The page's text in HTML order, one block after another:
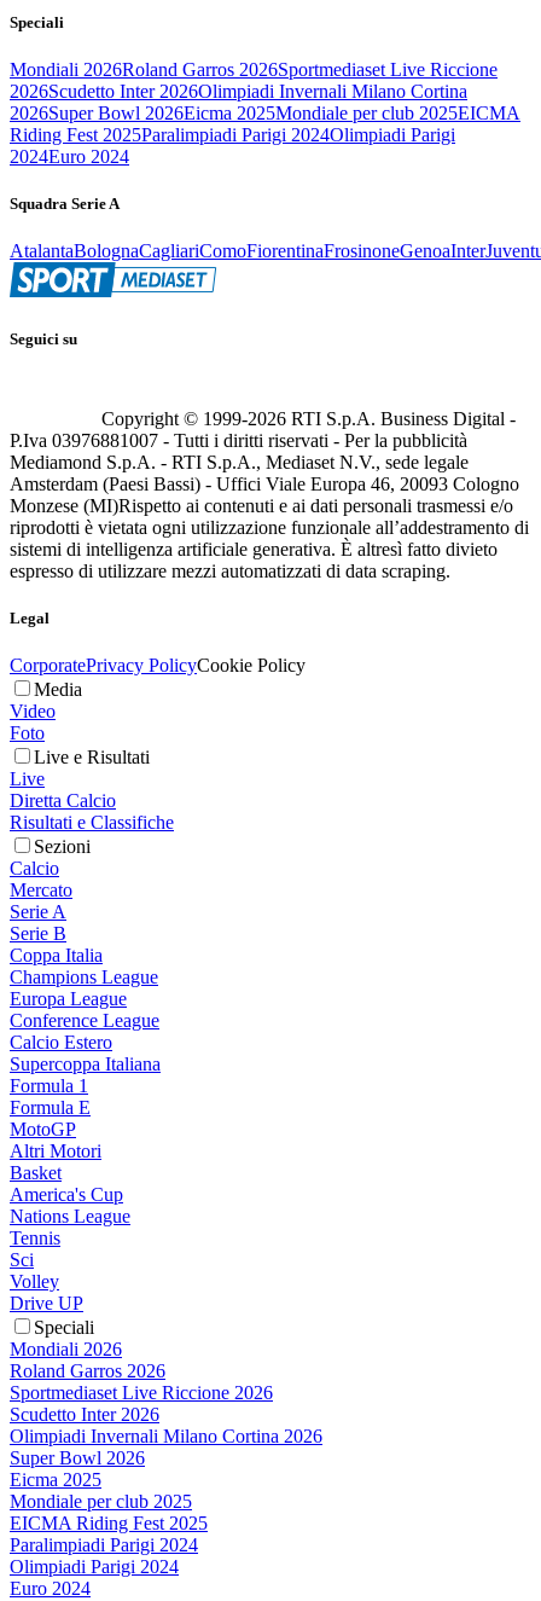
Speciali
Mondiali 2026Roland Garros 2026Sportmediaset Live Riccione
2026Scudetto Inter 2026Olimpiadi Invernali Milano Cortina
2026Super Bowl 2026Eicma 2025Mondiale per club 2025EICMA
Riding Fest 2025Paralimpiadi Parigi 2024Olimpiadi Parigi
2024Euro 2024
Squadra Serie A
AtalantaBolognaCagliariComoFiorentinaFrosinoneGenoaInter
Seguici su
Copyright © 1999-2026 RTI S.p.A. Business Digital -
P.Iva 03976881007 - Tutti i diritti riservati - Per la pubblicità
Mediamond S.p.A. - RTI S.p.A., Mediaset N.V., sede legale
Amsterdam (Paesi Bassi) - Uffici Viale Europa 46, 20093 Cologno
Monzese (MI)Rispetto ai contenuti e ai dati personali trasmessi e/o
riprodotti è vietata ogni utilizzazione funzionale all’addestramento di
sistemi di intelligenza artificiale generativa. È altresì fatto divieto
espresso di utilizzare mezzi automatizzati di data scraping.
Legal
CorporatePrivacy PolicyCookie Policy
Media
Video
Foto
Live e Risultati
Live
Diretta Calcio
Risultati e Classifiche
Sezioni
Calcio
Mercato
Serie A
Serie B
Coppa Italia
Champions League
Europa League
Conference League
Calcio Estero
Supercoppa Italiana
Formula 1
Formula E
MotoGP
Altri Motori
Basket
America's Cup
Nations League
Tennis
Sci
Volley
Drive UP
Speciali
Mondiali 2026
Roland Garros 2026
Sportmediaset Live Riccione 2026
Scudetto Inter 2026
Olimpiadi Invernali Milano Cortina 2026
Super Bowl 2026
Eicma 2025
Mondiale per club 2025
EICMA Riding Fest 2025
Paralimpiadi Parigi 2024
Olimpiadi Parigi 2024
Euro 2024